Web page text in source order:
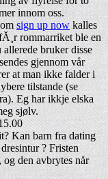
innom oss.
sign up now kalles
rommarriket ble en
bruker disse
gjennom vår
at man ikke falder i
tilstande (se
Eg har ikkje elska
sjølv.
Kan barn fra dating
? Fristen
og den avbrytes når